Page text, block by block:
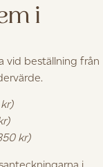
i
vid beställning från
kr)